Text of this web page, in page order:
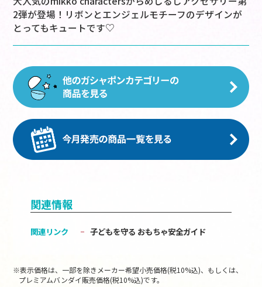
2弾が登場！リボンとエンジェルモチーフのデザインが
とってもキュートです♡
関連情報
関連リンク 子どもを守る おもちゃ安全ガイド
※表示価格は、一部を除きメーカー希望小売価格(税10%込)、もしくは、
プレミアムバンダイ販売価格(税10%込)です。